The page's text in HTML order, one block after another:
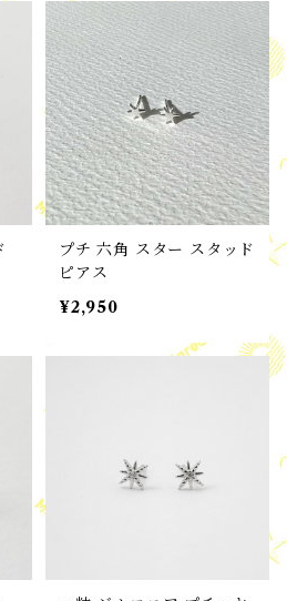
プチ 六角 スター スタッド
ピアス
¥2,950